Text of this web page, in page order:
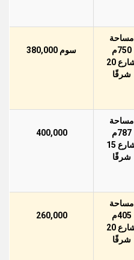
مساحة
750م
شارع 20
شرقًا
سوم 380,000
مساحة
787م
شارع 15
شرقًا
400,000
مساحة
405م
شارع 20
شرقًا
260,000